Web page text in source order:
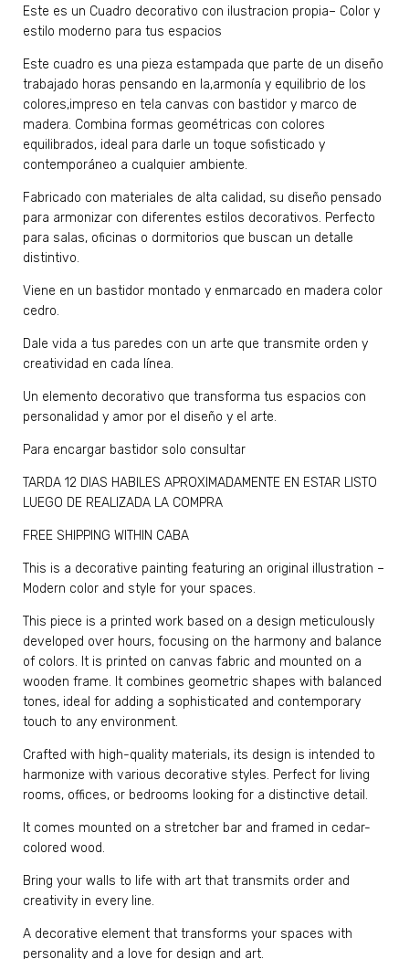
Este es un Cuadro decorativo con ilustracion propia– Color y
estilo moderno para tus espacios
Este cuadro es una pieza estampada que parte de un diseño
trabajado horas pensando en la,armonía y equilibrio de los
colores,impreso en tela canvas con bastidor y marco de
madera. Combina formas geométricas con colores
equilibrados, ideal para darle un toque sofisticado y
contemporáneo a cualquier ambiente.
Fabricado con materiales de alta calidad, su diseño pensado
para armonizar con diferentes estilos decorativos. Perfecto
para salas, oficinas o dormitorios que buscan un detalle
distintivo.
Viene en un bastidor montado y enmarcado en madera color
cedro.
Dale vida a tus paredes con un arte que transmite orden y
creatividad en cada línea.
Un elemento decorativo que transforma tus espacios con
personalidad y amor por el diseño y el arte.
Para encargar bastidor solo consultar
TARDA 12 DIAS HABILES APROXIMADAMENTE EN ESTAR LISTO
LUEGO DE REALIZADA LA COMPRA
FREE SHIPPING WITHIN CABA
This is a decorative painting featuring an original illustration –
Modern color and style for your spaces.
This piece is a printed work based on a design meticulously
developed over hours, focusing on the harmony and balance
of colors. It is printed on canvas fabric and mounted on a
wooden frame. It combines geometric shapes with balanced
tones, ideal for adding a sophisticated and contemporary
touch to any environment.
Crafted with high-quality materials, its design is intended to
harmonize with various decorative styles. Perfect for living
rooms, offices, or bedrooms looking for a distinctive detail.
It comes mounted on a stretcher bar and framed in cedar-
colored wood.
Bring your walls to life with art that transmits order and
creativity in every line.
A decorative element that transforms your spaces with
personality and a love for design and art.